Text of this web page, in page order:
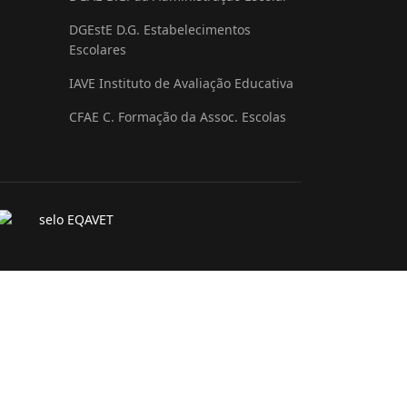
DGEstE D.G. Estabelecimentos
Escolares
IAVE Instituto de Avaliação Educativa
CFAE C. Formação da Assoc. Escolas